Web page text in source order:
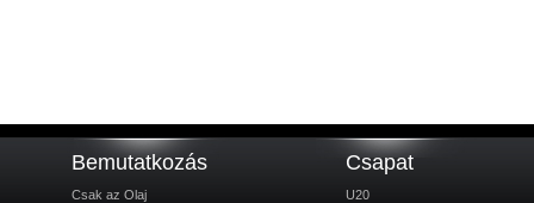
Bemutatkozás
Csak az Olaj
Csapat
U20